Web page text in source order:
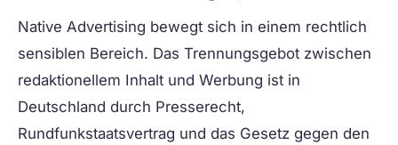
Native Advertising bewegt sich in einem rechtlich
sensiblen Bereich. Das Trennungsgebot zwischen
redaktionellem Inhalt und Werbung ist in
Deutschland durch Presserecht,
Rundfunkstaatsvertrag und das Gesetz gegen den